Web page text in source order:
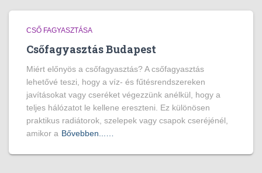
CSŐ FAGYASZTÁSA
Csőfagyasztás Budapest
Miért előnyös a csőfagyasztás? A csőfagyasztás
lehetővé teszi, hogy a víz- és fűtésrendszereken
javításokat vagy cseréket végezzünk anélkül, hogy a
teljes hálózatot le kellene ereszteni. Ez különösen
praktikus radiátorok, szelepek vagy csapok cseréjénél,
amikor a Bővebben...…